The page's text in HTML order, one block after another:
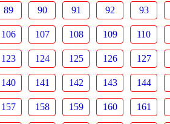
89 90 91 92 93
106 107 108 109 110
123 124 125 126 127
140 141 142 143 144
157 158 159 160 161